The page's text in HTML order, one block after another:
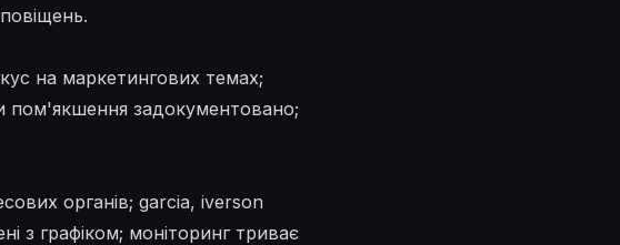
на маркетингових темах;
пом'якшення задокументовано;
органів; garcia, iverson
з графіком; моніторинг триває